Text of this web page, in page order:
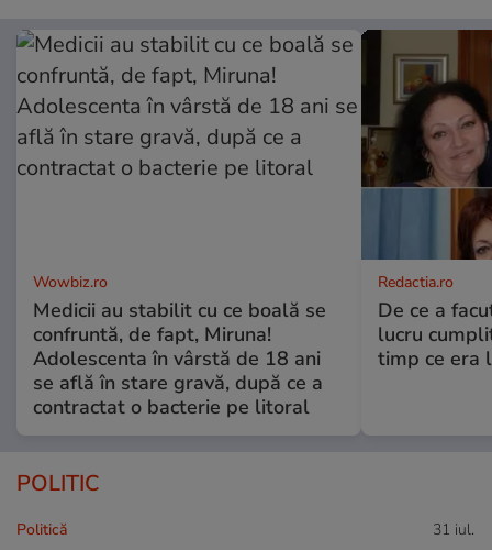
Wowbiz.ro
Medicii au stabilit cu ce boală se
confruntă, de fapt, Miruna!
Adolescenta în vârstă de 18 ani
se află în stare gravă, după ce a
contractat o bacterie pe litoral
Redactia.ro
De ce a
lucru
timp ce era
POLITIC
Politică 31 iul.